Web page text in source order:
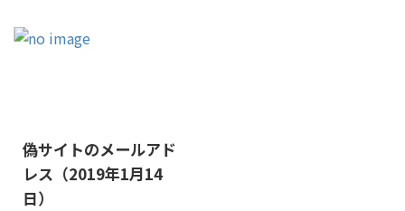
偽サイトのメールアド
レス（2019年1月14
日）